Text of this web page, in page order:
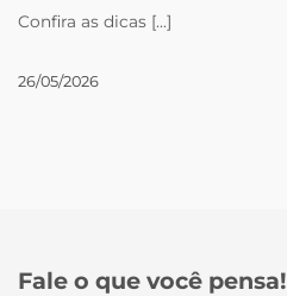
Confira as dicas [...]
26/05/2026
Fale o que você pensa!